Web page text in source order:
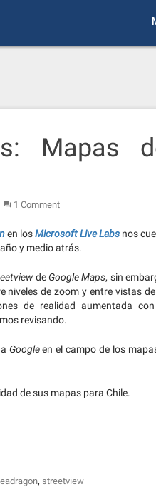
Mapas
1 Comment
en losMicrosoft Live Labs nos
y medio atrás.
deGoogle Maps, sin
niveles de zoom y entre vistas
de realidad aumentada
revisando.
Googleen el campo de los
de sus mapas para Chile.
, streetview